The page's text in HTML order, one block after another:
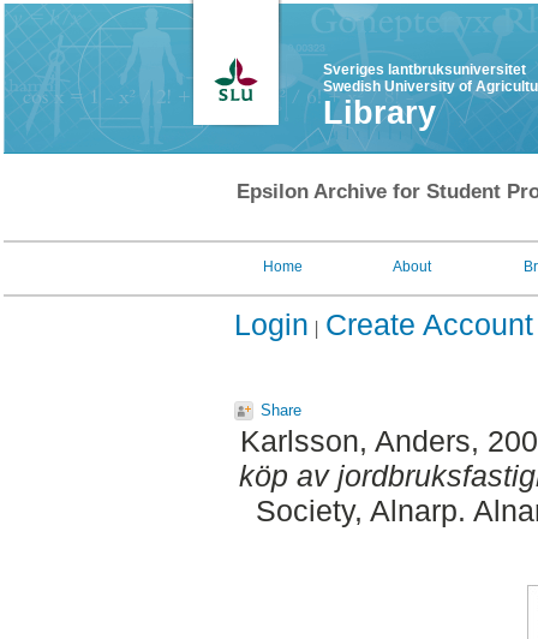
Sveriges lantbruksuniversitet
Swedish University of
Library
Epsilon Archive for Student
Home About
Login Create Account
Share
Karlsson, Anders,
köp av
Society, Alnarp.